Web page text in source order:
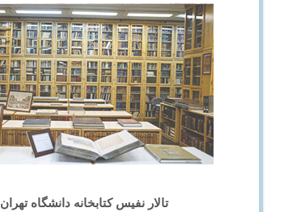
تالار نفیس کتابخانه دانشگاه تهران